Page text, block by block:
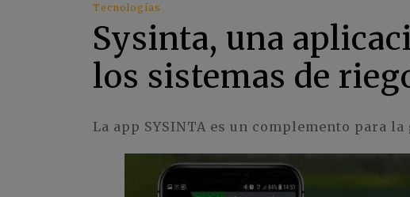
Tecnologías
Sysinta, una
los sistemas de
La app SYSINTA es un complemento para